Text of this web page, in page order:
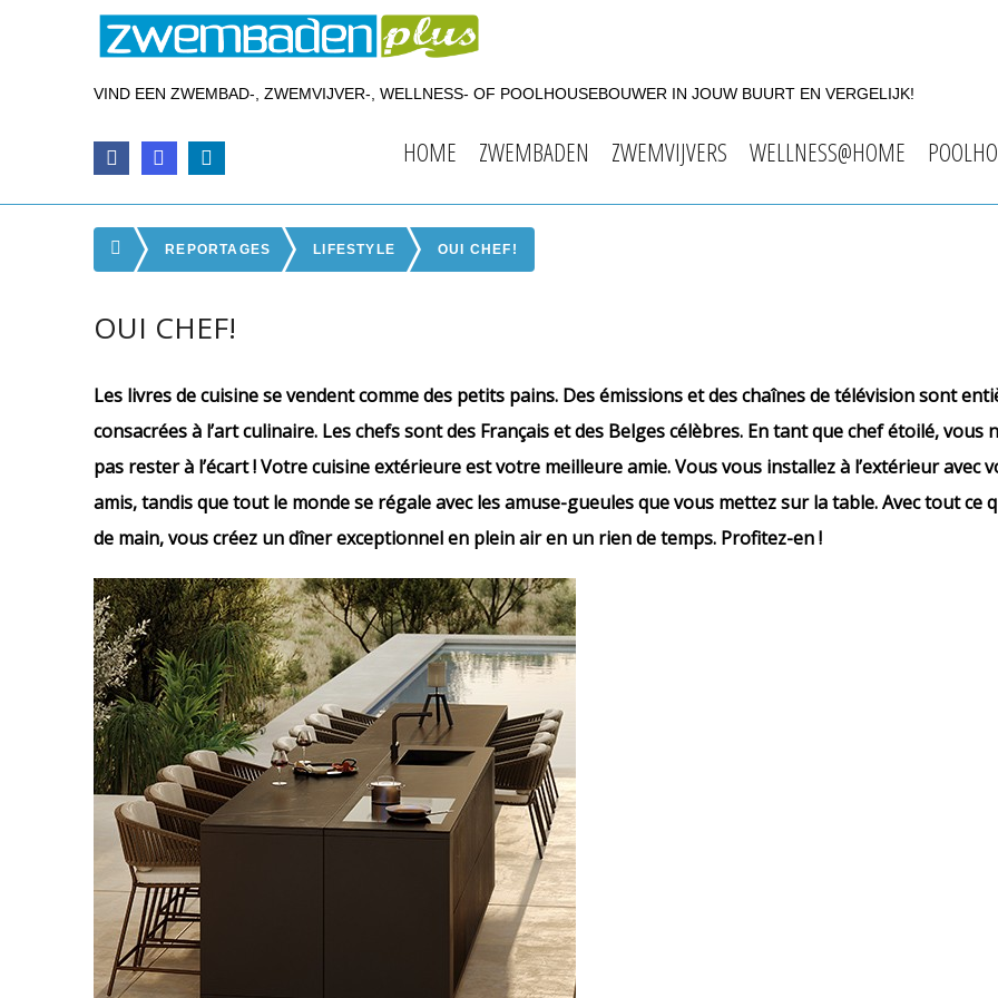
VIND EEN ZWEMBAD-, ZWEMVIJVER-, WELLNESS- OF POOLHOUSEBOUWER IN JOUW BUURT EN VERGELIJK!
HOME ZWEMBADEN ZWEMVIJVERS WELLNESS@HOME
REPORTAGES LIFESTYLE OUI CHEF!
OUI CHEF!
Les livres de cuisine se vendent comme des petits pains. Des émissions et des chaînes de télévision sont
consacrées à l’art culinaire. Les chefs sont des Français et des Belges célèbres. En tant que chef étoilé, vous
pas rester à l’écart ! Votre cuisine extérieure est votre meilleure amie. Vous vous installez à l’extérieur avec
amis, tandis que tout le monde se régale avec les amuse-gueules que vous mettez sur la table. Avec tout ce
de main, vous créez un dîner exceptionnel en plein air en un rien de temps. Profitez-en !